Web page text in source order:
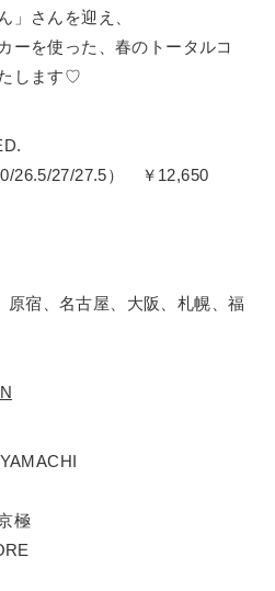
」さんを迎え、
ーを使った、春のトータルコ
します♡
26.5/27/27.5） ￥12,650
原宿、名古屋、大阪、札幌、福
極